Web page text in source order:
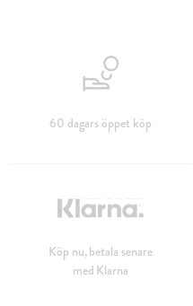
60 dagars öppet köp
Köp nu, betala senare
med Klarna